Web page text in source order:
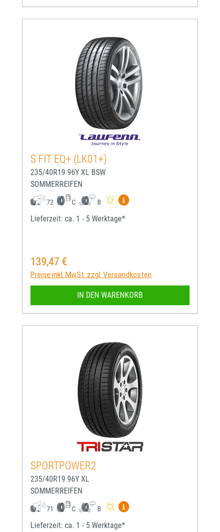
S FIT EQ+ (LK01+)
235/40R19 96Y XL BSW
SOMMERREIFEN
72 C B
Mehr Informationen zum
Lieferzeit: ca. 1 - 5 Werktage*
Regulärer Preis:
139,47 €
Preise inkl. MwSt. zzgl. Versandkosten
IN DEN WARENKORB
SPORTPOWER2
235/40R19 96Y XL
SOMMERREIFEN
71 C B
Mehr Informationen zum
Lieferzeit: ca. 1 - 5 Werktage*